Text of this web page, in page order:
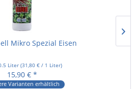
Mikro Spezial Eisen
Liter (31,80 € / 1 Liter)
15,90 € *
Varianten erhältlich